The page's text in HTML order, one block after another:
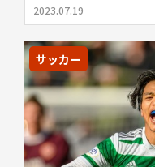
2023.07.19
サッカー